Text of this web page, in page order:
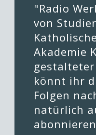
"Radio
von
Akademie
könnt ihr
Folgen
natürlich